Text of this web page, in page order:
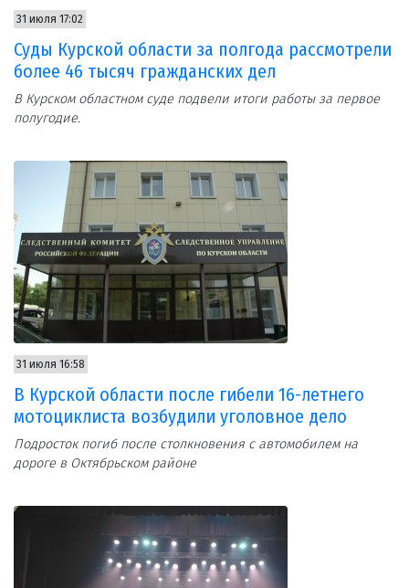
31 июля 17:02
Суды Курской области за полгода рассмотрели
более 46 тысяч гражданских дел
В Курском областном суде подвели итоги работы за первое
полугодие.
31 июля 16:58
В Курской области после гибели 16-летнего
мотоциклиста возбудили уголовное дело
Подросток погиб после столкновения с автомобилем на
дороге в Октябрьском районе